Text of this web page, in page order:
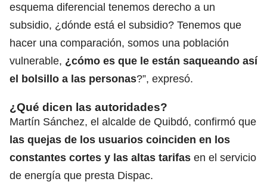
esquema diferencial tenemos derecho a un
subsidio, ¿dónde está el subsidio? Tenemos que
hacer una comparación, somos una población
vulnerable, ¿cómo es que le están saqueando así
el bolsillo a las personas?”, expresó.
¿Qué dicen las autoridades?
Martín Sánchez, el alcalde de Quibdó, confirmó que
las quejas de los usuarios coinciden en los
constantes cortes y las altas tarifas en el servicio
de energía que presta Dispac.